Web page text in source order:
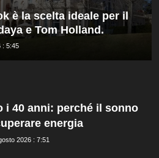
è la scelta ideale per il
e Tom Holland.
: 5:45
i 40 anni: perché il sonno
energia
2026 : 7:51